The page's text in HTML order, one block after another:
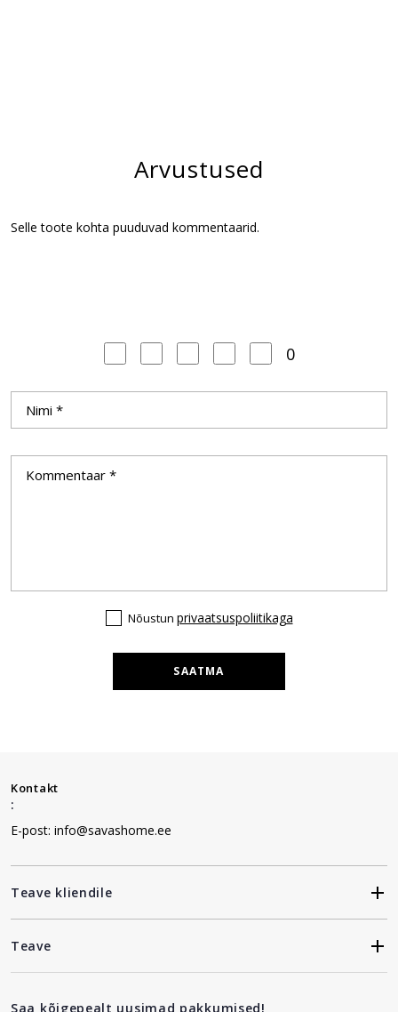
Arvustused
Selle toote kohta puuduvad kommentaarid.
0
Nõustun privaatsuspoliitikaga
SAATMA
Kontakt
:
E-post: info@savashome.ee
Teave kliendile
Teave
Saa kõigepealt uusimad pakkumised!